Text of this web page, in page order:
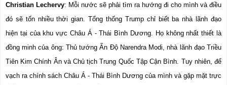
Christian Lechervy: Mỗi nước sẽ phải tìm ra hướng đi cho mình và điều
đó sẽ tốn nhiều thời gian. Tổng thống Trump chỉ biết ba nhà lãnh đạo
hiện tại của khu vực Châu Á - Thái Bình Dương. Họ không nhất thiết là
đồng minh của ông: Thủ tướng Ấn Độ Narendra Modi, nhà lãnh đạo Triều
Tiên Kim Chính Ân và Chủ tịch Trung Quốc Tập Cận Bình. Tuy nhiên, để
vạch ra chính sách Châu Á - Thái Bình Dương của mình và gặp mặt trực